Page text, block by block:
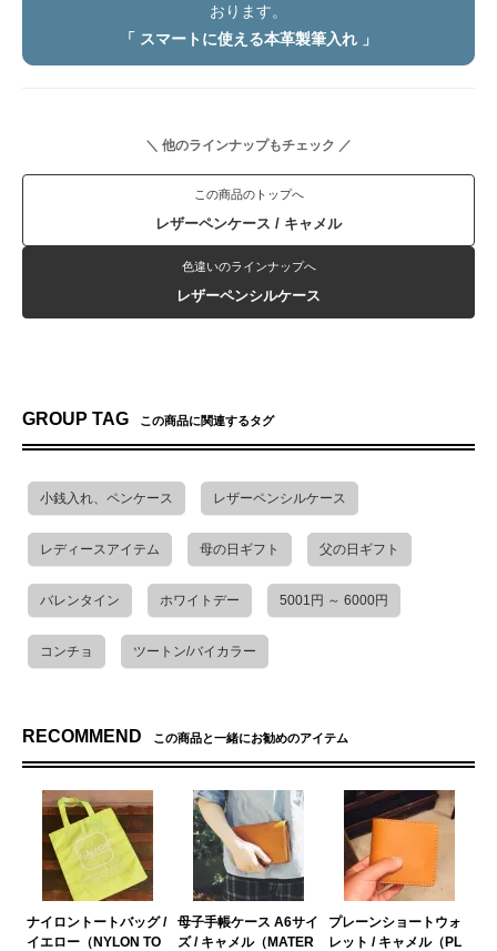
おります。
「 スマートに使える本革製筆入れ 」
＼ 他のラインナップもチェック ／
この商品のトップへ
レザーペンケース / キャメル
色違いのラインナップへ
レザーペンシルケース
GROUP TAG この商品に関連するタグ
小銭入れ、ペンケース レザーペンシルケース
レディースアイテム 母の日ギフト 父の日ギフト
バレンタイン ホワイトデー 5001円 ～ 6000円
コンチョ ツートン/バイカラー
RECOMMEND この商品と一緒にお勧めのアイテム
ナイロントートバッグ /
イエロー（NYLON TO
母子手帳ケース A6サイ
ズ / キャメル（MATER
プレーンショートウォ
レット / キャメル（PL